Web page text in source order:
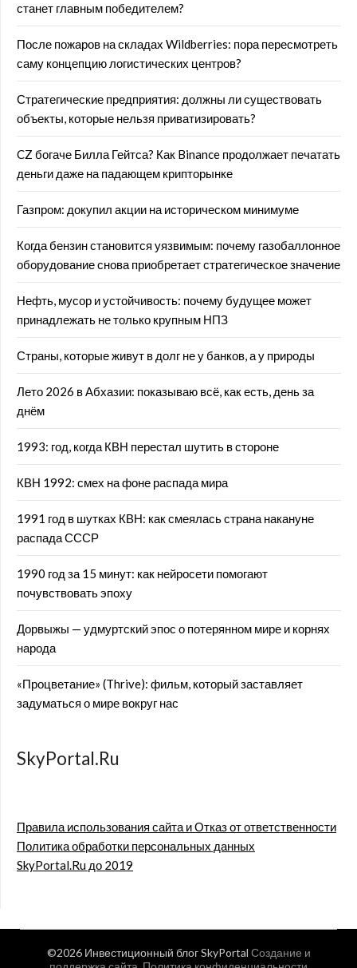
станет главным победителем?
После пожаров на складах Wildberries: пора пересмотреть
саму концепцию логистических центров?
Стратегические предприятия: должны ли существовать
объекты, которые нельзя приватизировать?
CZ богаче Билла Гейтса? Как Binance продолжает печатать
деньги даже на падающем крипторынке
Газпром: докупил акции на историческом минимуме
Когда бензин становится уязвимым: почему газобаллонное
оборудование снова приобретает стратегическое значение
Нефть, мусор и устойчивость: почему будущее может
принадлежать не только крупным НПЗ
Страны, которые живут в долг не у банков, а у природы
Лето 2026 в Абхазии: показываю всё, как есть, день за
днём
1993: год, когда КВН перестал шутить в стороне
КВН 1992: смех на фоне распада мира
1991 год в шутках КВН: как смеялась страна накануне
распада СССР
1990 год за 15 минут: как нейросети помогают
почувствовать эпоху
Дорвыжы — удмуртский эпос о потерянном мире и корнях
народа
«Процветание» (Thrive): фильм, который заставляет
задуматься о мире вокруг нас
SkyPortal.Ru
Правила использования сайта и Отказ от ответственности
Политика обработки персональных данных
SkyPortal.Ru до 2019
©2026 Инвестиционный блог SkyPortal Создание и